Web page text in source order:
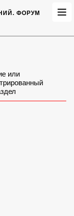
ФОРУМ
или